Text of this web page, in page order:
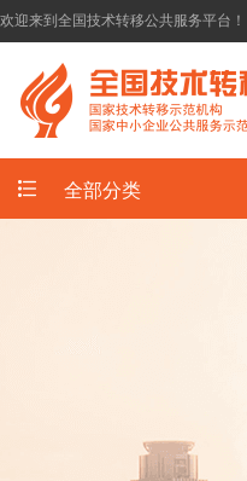
欢迎来到全国技术转移公共服务平台！
全部分类